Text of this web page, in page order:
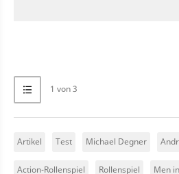
1 von 3
Artikel Test Michael Degner
Action-Rollenspiel Rollenspiel Men